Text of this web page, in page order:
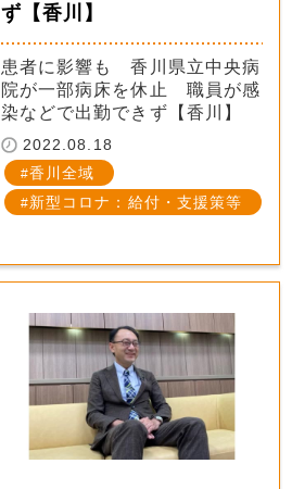
ず【香川】
患者に影響も 香川県立中央病
院が一部病床を休止 職員が感
染などで出勤できず【香川】
2022.08.18
香川全域
新型コロナ：給付・支援策等